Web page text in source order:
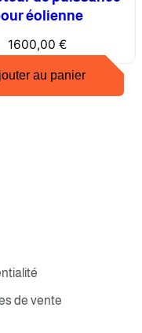
éolienne
1600,00€
au panier
de vente